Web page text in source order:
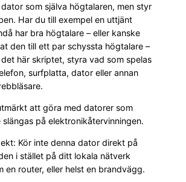
som själva högtalaren, men styr
Har du till exempel en uttjänt
har bra högtalare – eller kanske
den till ett par schyssta högtalare –
här skriptet, styra vad som spelas
surfplatta, dator eller annan
att göra med datorer som
slängas på elektronikåtervinningen.
Kör inte denna dator direkt på
i stället på ditt lokala nätverk
en router, eller helst en brandvägg.